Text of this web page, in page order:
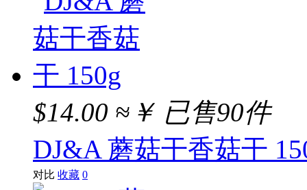
$14.00 ≈￥ 已售90件
DJ&A 蘑菇干香菇干
对比 收藏 0